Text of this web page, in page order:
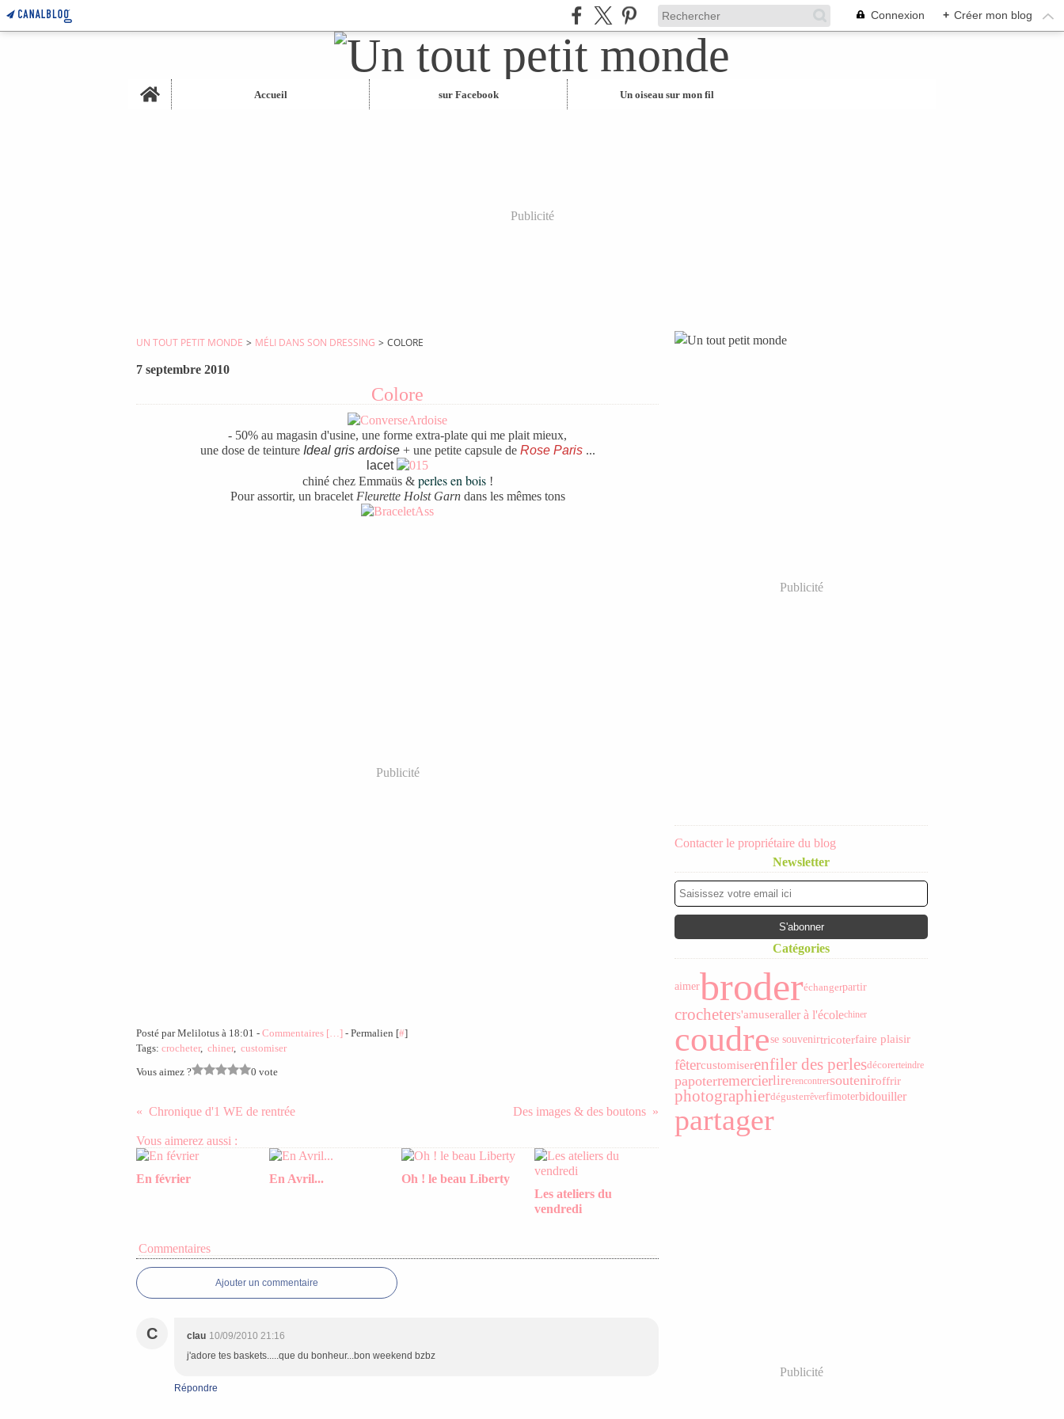
Connexion + Créer mon blog
Home
Accueil
sur Facebook Un oiseau sur mon fil
Publicité
UN TOUT PETIT MONDE > MÉLI DANS SON DRESSING > COLORE
7 septembre 2010
Colore
- 50% au magasin d'usine, une forme extra-plate qui me plait mieux,
une dose de teinture Ideal gris ardoise+ une petite capsule de Rose Paris...
lacet
chiné chez Emmaüs & perles en bois!
Pour assortir, un bracelet Fleurette Holst Garndans les mêmes tons
Publicité
Posté par Melilotus à 18:01 - Commentaires […] - Permalien [#]
Tags: crocheter, chiner, customiser
Vous aimez ?
0 vote
Chronique d'1 WE de rentrée Des images & des boutons
Vous aimerez aussi :
En février En Avril...
Oh ! le beau Liberty
Les ateliers du
vendredi
Commentaires
Ajouter un commentaire
C clau 10/09/2010 21:16
j'adore tes baskets.....que du bonheur...bon weekend bzbz
Répondre
Publicité
Contacter le propriétaire du blog
Newsletter
Catégories
aimerbroderéchangerpartir
crocheters'amuseraller à l'écolechiner
coudrese souvenirtricoterfaire plaisir
fêtercustomiserenfiler des perlesdécorerteindre
papoterremercierlirerencontrersouteniroffrir
photographierdégusterrêverfimoterbidouiller
partager
Publicité